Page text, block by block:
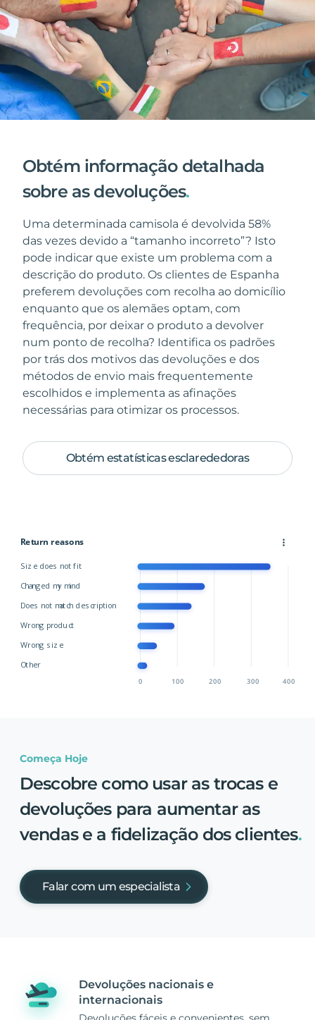
Obtém informação detalhada
sobre as devoluções.
Uma determinada camisola é devolvida 58%
das vezes devido a “tamanho incorreto”? Isto
pode indicar que existe um problema com a
descrição do produto. Os clientes de Espanha
preferem devoluções com recolha ao domicílio
enquanto que os alemães optam, com
frequência, por deixar o produto a devolver
num ponto de recolha? Identifica os padrões
por trás dos motivos das devoluções e dos
métodos de envio mais frequentemente
escolhidos e implementa as afinações
necessárias para otimizar os processos.
Obtém estatísticas esclarededoras
Começa Hoje
Descobre como usar as trocas e
devoluções para aumentar as
vendas e a fidelização dos clientes.
Falar com um especialista
Devoluções nacionais e
internacionais